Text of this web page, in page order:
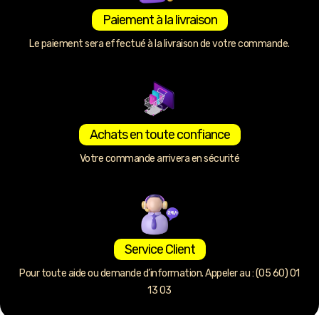
Paiement à la livraison
Le paiement sera effectué à la livraison de votre commande.
Achats en toute confiance
Votre commande arrivera en sécurité
Service Client
Pour toute aide ou demande d’information. Appeler au : (05 60) 01
13 03